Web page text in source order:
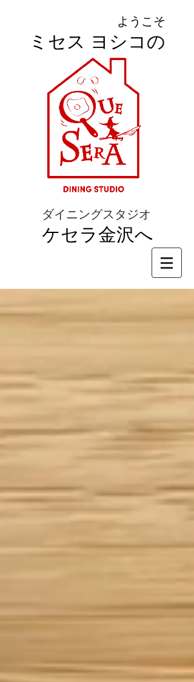
ようこそ
ミセス ヨシコの
ダイニングスタジオ
ケセラ金沢へ